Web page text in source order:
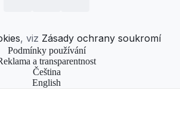
, viz Zásady ochrany soukromí
Podmínky používání
a transparentnost
Čeština
English